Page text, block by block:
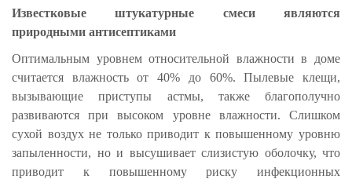
Известковые штукатурные смеси являются
природными антисептиками
Оптимальным уровнем относительной влажности в доме
считается влажность от 40% до 60%. Пылевые клещи,
вызывающие приступы астмы, также благополучно
развиваются при высоком уровне влажности. Слишком
сухой воздух не только приводит к повышенному уровню
запыленности, но и высушивает слизистую оболочку, что
приводит к повышенному риску инфекционных